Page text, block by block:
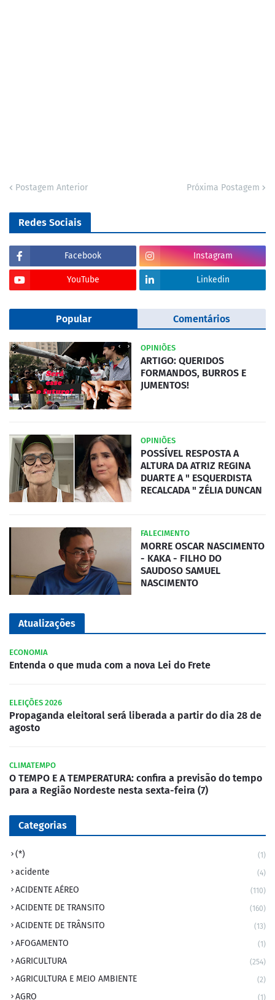
Postagem Anterior Próxima Postagem
Redes Sociais
Facebook Instagram
YouTube Linkedin
Popular Comentários
OPINIÕES
ARTIGO: QUERIDOS
FORMANDOS, BURROS E
JUMENTOS!
OPINIÕES
POSSÍVEL RESPOSTA A
ALTURA DA ATRIZ REGINA
DUARTE A " ESQUERDISTA
RECALCADA " ZÉLIA DUNCAN
FALECIMENTO
MORRE OSCAR NASCIMENTO
- KAKA - FILHO DO
SAUDOSO SAMUEL
NASCIMENTO
Atualizações
ECONOMIA
Entenda o que muda com a nova Lei do Frete
ELEIÇÕES 2026
Propaganda eleitoral será liberada a partir do dia 28 de
agosto
CLIMATEMPO
O TEMPO E A TEMPERATURA: confira a previsão do tempo
para a Região Nordeste nesta sexta-feira (7)
Categorias
(*) (1)
acidente (4)
ACIDENTE AÉREO (110)
ACIDENTE DE TRANSITO (160)
ACIDENTE DE TRÂNSITO (13)
AFOGAMENTO (1)
AGRICULTURA (254)
AGRICULTURA E MEIO AMBIENTE (2)
AGRO (1)